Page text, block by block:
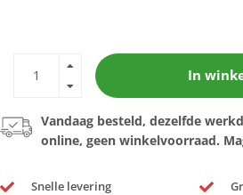
In
Vandaag besteld, dezelfde
online, geen winkelvoorraad.
Snelle levering